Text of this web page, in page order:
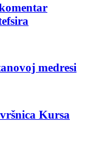
medresi
Kursa